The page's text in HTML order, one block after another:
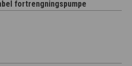
fortrengningspumpe